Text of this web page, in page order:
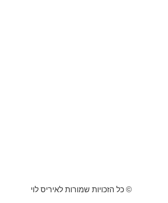
© כל הזכויות שמורות לאיריס לוי